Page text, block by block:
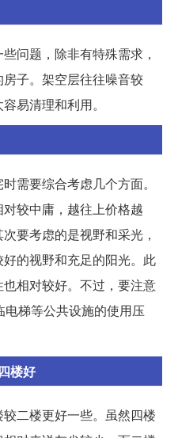
问题，除非有特殊需求，
子。架空层往往噪音较
易清理和利用。
需要综合考虑几个方面。
较中庸，越往上价格越
要考虑的是视野和采光，
的视野和充足的阳光。此
相对较好。不过，要注意
梯等公共设施的使用压
楼好
二楼更好一些。虽然四楼